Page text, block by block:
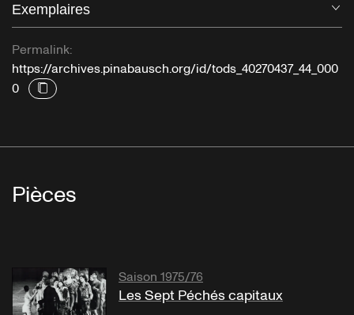
Exemplaires
Permalink:
https://archives.pinabausch.org/id/tods_40270437_44_000
0
Pièces
Saison 1975/76
Les Sept Péchés capitaux